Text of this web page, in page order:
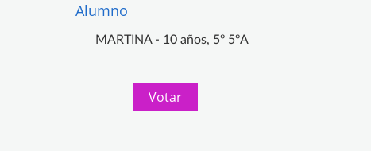
Alumno
MARTINA - 10 años, 5º 5ºA
Votar